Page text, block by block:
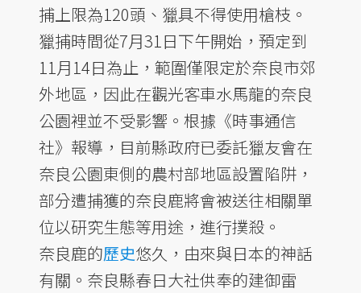
捕上限為120頭、獵具不得使用槍枝。
獵捕時間從7月31日下午開始，預定到
11月14日為止，範圍僅限定於奈良市郊
外地區，因此在觀光客車水馬龍的奈良
公園裡並不受影響。根據《時事通信
社》報導，目前縣政府已委託獵友會在
奈良公園東側的農村部地區設置陷阱，
部分遭捕獲的奈良鹿將會被送往相關單
位以研究生態等用途，進行撲殺。
奈良鹿的歷史悠久，由來與日本的神話
有關。奈良縣春日大社供奉的建御雷